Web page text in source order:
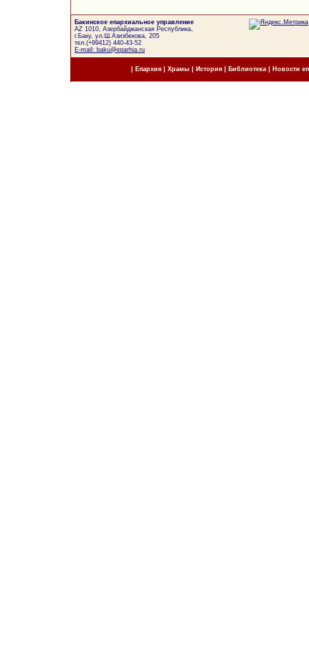
Бакинское епархиальное управление
AZ 1010, Азербайджанская Республика,
г.Баку, ул.Ш.Азизбекова, 205
тел.(+99412) 440-43-52
E-mail: baku@eparhia.ru
Епархия| Храмы История| Библиотека Новости